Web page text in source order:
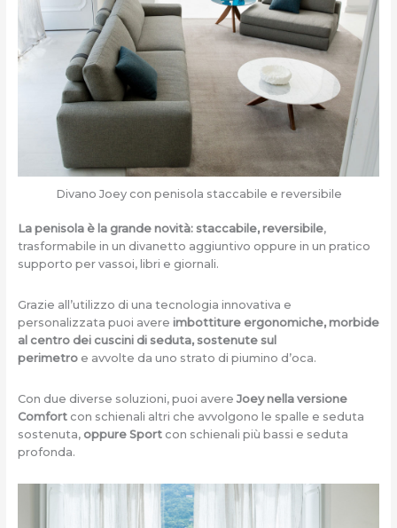
Divano Joey con penisola staccabile e reversibile
La penisola è la grande novità: staccabile, reversibile,
trasformabile in un divanetto aggiuntivo oppure in un pratico
supporto per vassoi, libri e giornali.
Grazie all’utilizzo di una tecnologia innovativa e
personalizzata puoi avere imbottiture ergonomiche, morbide
al centro dei cuscini di seduta, sostenute sul
perimetroe avvolte da uno strato di piumino d’oca.
Con due diverse soluzioni, puoi avere Joey nella versione
Comfortcon schienali altri che avvolgono le spalle e seduta
sostenuta, oppure Sportcon schienali più bassi e seduta
profonda.